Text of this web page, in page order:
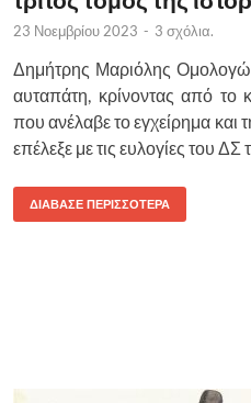
23 Νοεμβρίου 2023 - 3 σχόλια.
Δημήτρης Μαριόλης Ομολογώ
αυταπάτη, κρίνοντας από το
που ανέλαβε το εγχείρημα και
επέλεξε με τις ευλογίες του ΔΣ
ΔΙΑΒΑΣΕ ΠΕΡΙΣΣΟΤΕΡΑ